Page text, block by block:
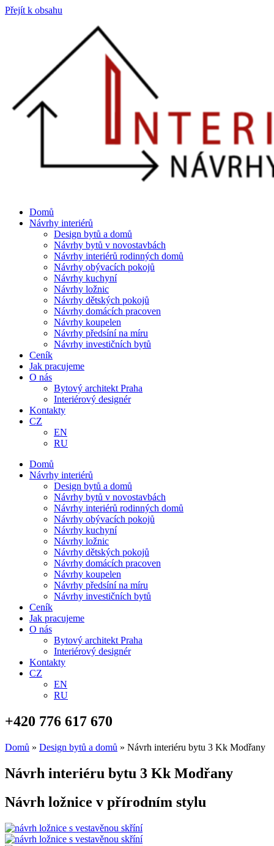
Přejít k obsahu
Domů
Návrhy interiérů
Design bytů a domů
Návrhy bytů v novostavbách
Návrhy interiérů rodinných domů
Návrhy obývacích pokojů
Návrhy kuchyní
Návrhy ložnic
Návrhy dětských pokojů
Návrhy domácích pracoven
Návrhy koupelen
Návrhy předsíní na míru
Návrhy investičních bytů
Ceník
Jak pracujeme
O nás
Bytový architekt Praha
Interiérový designér
Kontakty
CZ
EN
RU
Domů
Návrhy interiérů
Design bytů a domů
Návrhy bytů v novostavbách
Návrhy interiérů rodinných domů
Návrhy obývacích pokojů
Návrhy kuchyní
Návrhy ložnic
Návrhy dětských pokojů
Návrhy domácích pracoven
Návrhy koupelen
Návrhy předsíní na míru
Návrhy investičních bytů
Ceník
Jak pracujeme
O nás
Bytový architekt Praha
Interiérový designér
Kontakty
CZ
EN
RU
+420 776 617 670
Domů » Design bytů a domů » Návrh interiéru bytu 3 Kk Modřany
Návrh interiéru bytu 3 Kk Modřany
Návrh ložnice v přírodním stylu